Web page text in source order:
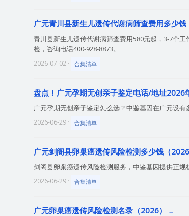
广元青川县新生儿遗传代谢病筛查费用多少
青川县新生儿遗传代谢病筛查费用580元起，3-7个
检，咨询电话400-928-8873。
2026-07-02 · 合集清单
盘点！广元孕期无创亲子鉴定电话/地址2026
广元孕期无创亲子鉴定怎么选？中鉴基因在广元设
2026-06-29 · 合集清单
广元剑阁县卵巢癌遗传风险检测多少钱（2026
剑阁县卵巢癌遗传风险检测服务，中鉴基因提供正规
2026-06-29 · 合集清单
广元卵巢癌遗传风险检测名录（2026）